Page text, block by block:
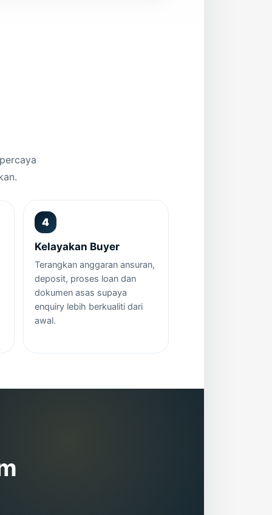
Kelayakan Buyer
Terangkan anggaran ansuran,
deposit, proses loan dan
dokumen asas supaya
enquiry lebih berkualiti dari
awal.